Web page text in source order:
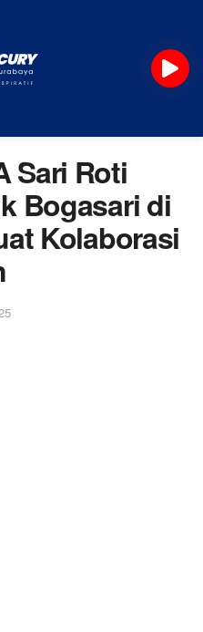
Sari Roti
Bogasari di
Kolaborasi